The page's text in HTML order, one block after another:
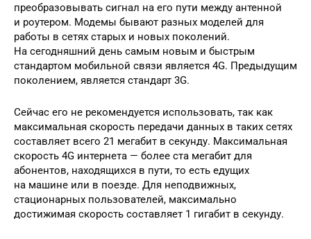
преобразовывать сигнал на его пути между антенной
и роутером. Модемы бывают разных моделей для
работы в сетях старых и новых поколений.
На сегодняшний день самым новым и быстрым
стандартом мобильной связи является 4G. Предыдущим
поколением, является стандарт 3G.
Сейчас его не рекомендуется использовать, так как
максимальная скорость передачи данных в таких сетях
составляет всего 21 мегабит в секунду. Максимальная
скорость 4G интернета — более ста мегабит для
абонентов, находящихся в пути, то есть едущих
на машине или в поезде. Для неподвижных,
стационарных пользователей, максимально
достижимая скорость составляет 1 гигабит в секунду.